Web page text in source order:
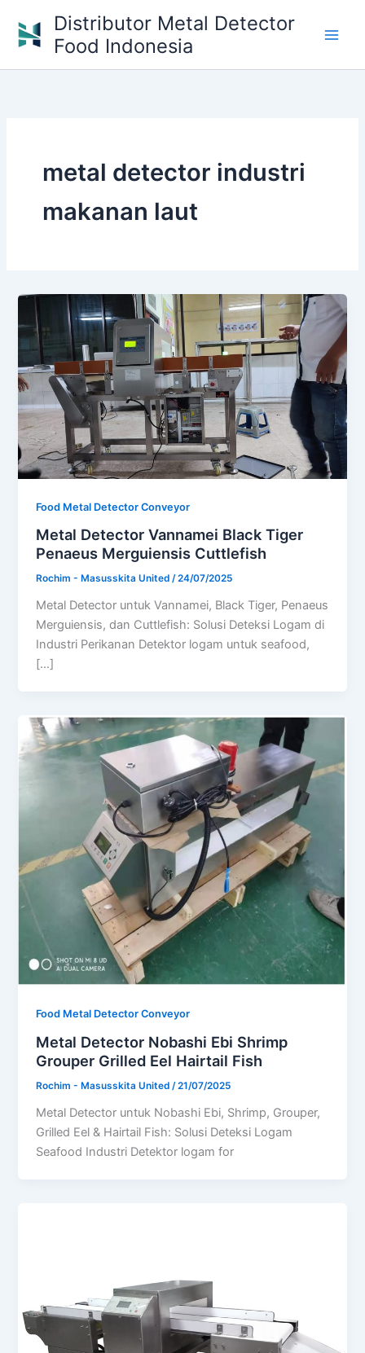
content
Distributor Metal Detector
Food Indonesia
metal detector industri
makanan laut
Food Metal Detector Conveyor
Metal Detector Vannamei Black Tiger
Penaeus Merguiensis Cuttlefish
Rochim - Masusskita United/24/07/2025
Metal Detector untuk Vannamei, Black Tiger, Penaeus
Merguiensis, dan Cuttlefish: Solusi Deteksi Logam di
Industri Perikanan Detektor logam untuk seafood,
[…]
Food Metal Detector Conveyor
Metal Detector Nobashi Ebi Shrimp
Grouper Grilled Eel Hairtail Fish
Rochim - Masusskita United/21/07/2025
Metal Detector untuk Nobashi Ebi, Shrimp, Grouper,
Grilled Eel & Hairtail Fish: Solusi Deteksi Logam
Seafood Industri Detektor logam for